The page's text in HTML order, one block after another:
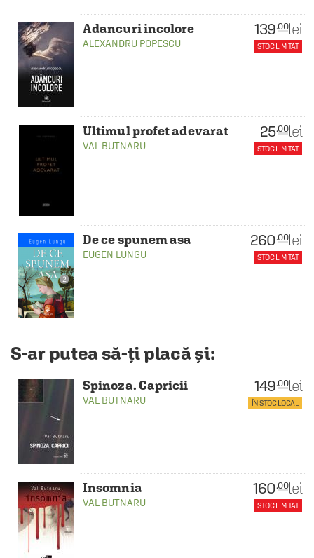
Adancuri incolore
ALEXANDRU POPESCU
139.00lei
STOC LIMITAT
Ultimul profet adevarat
VAL BUTNARU
25.00lei
STOC LIMITAT
De ce spunem asa
EUGEN LUNGU
260.00lei
STOC LIMITAT
S-ar putea să-ți placă și:
Spinoza. Capricii
VAL BUTNARU
149.00lei
ÎN STOC LOCAL
Insomnia
VAL BUTNARU
160.00lei
STOC LIMITAT